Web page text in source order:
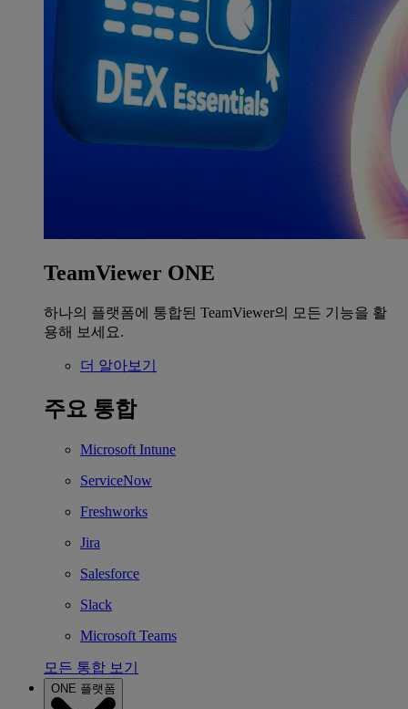
TeamViewer ONE
하나의 플랫폼에 통합된 TeamViewer의 모든 기능을 활
용해 보세요.
더 알아보기
주요 통합
Microsoft Intune
ServiceNow
Freshworks
Jira
Salesforce
Slack
Microsoft Teams
모든 통합 보기
ONE 플랫폼